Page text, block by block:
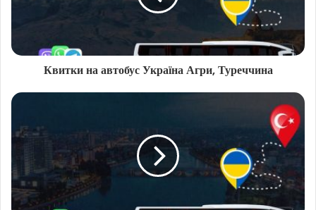
Квитки на автобус Україна Агри, Туреччина